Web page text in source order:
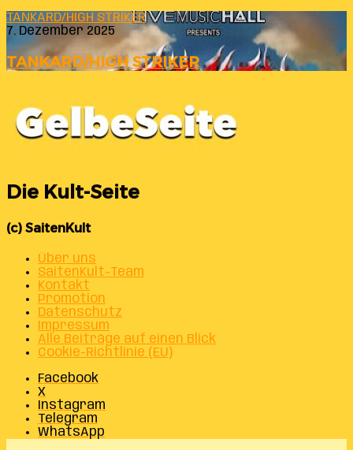
TANKARD/HIGH STRIKER
7. Dezember 2025
TANKARD/HIGH STRIKER
Die Kult-Seite
(c) SaitenKult
Über uns
SaitenKult-Team
Kontakt
Promotion
Datenschutz
Impressum
Alle Beiträge auf einen Blick
Cookie-Richtlinie (EU)
Facebook
X
Instagram
Telegram
WhatsApp